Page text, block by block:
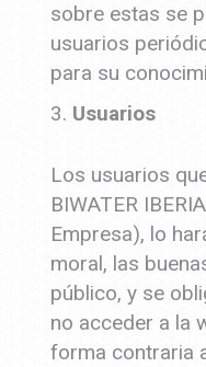
sobre estas se
usuarios
para su
Usuarios
Los usuarios
BIWATER
Empresa), lo
moral, las
público, y se
no acceder a la
forma contraria